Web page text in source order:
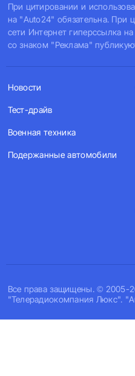
При цитировании и
на "Auto24" обязательна. При
сети Интернет гиперссылка
со знаком "Реклама"
Все права защищены. © 2005-
"Телерадиокомпания Люкс".
Новости
Тест-драйв
Военная техника
Подержанные автомобили